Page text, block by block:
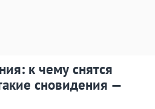
к чему снятся
сновидения —